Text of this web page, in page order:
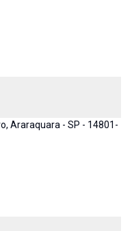
Araraquara - SP - 14801-